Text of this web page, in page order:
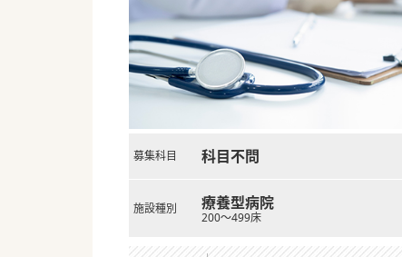
募集科目 科目不問
施設種別 療養型病院
200～499床